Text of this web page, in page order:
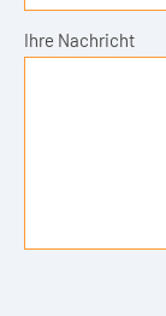
Ihre Nachricht